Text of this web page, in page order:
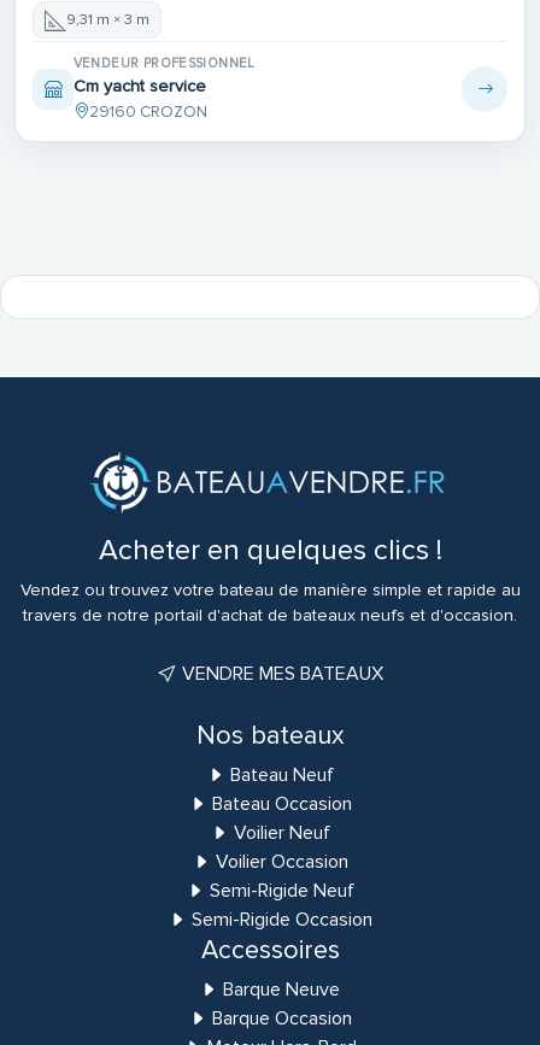
9,31 m × 3 m
VENDEUR PROFESSIONNEL
Cm yacht service
29160 CROZON
Acheter en quelques clics !
Vendez ou trouvez votre bateau de manière simple et rapide au
travers de notre portail d'achat de bateaux neufs et d'occasion.
VENDRE MES BATEAUX
Nos bateaux
Bateau Neuf
Bateau Occasion
Voilier Neuf
Voilier Occasion
Semi-Rigide Neuf
Semi-Rigide Occasion
Accessoires
Barque Neuve
Barque Occasion